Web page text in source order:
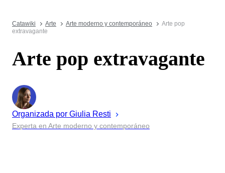
Catawiki Arte Arte moderno y contemporáneo
Arte pop
extravagante
Arte pop extravagante
Organizada por Giulia Resti
Experta en Arte moderno y contemporáneo